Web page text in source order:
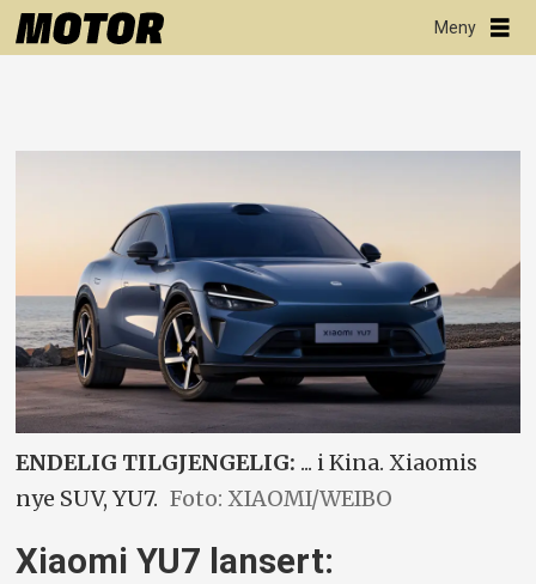
ENDELIG TILGJENGELIG: ... i Kina. Xiaomis
nye SUV, YU7. Foto: XIAOMI/WEIBO
Xiaomi YU7 lansert: